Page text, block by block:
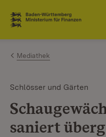
Zum Inhalt springen
Link zur Startseite
Mediathek
Schlösser und Gärten
saniert